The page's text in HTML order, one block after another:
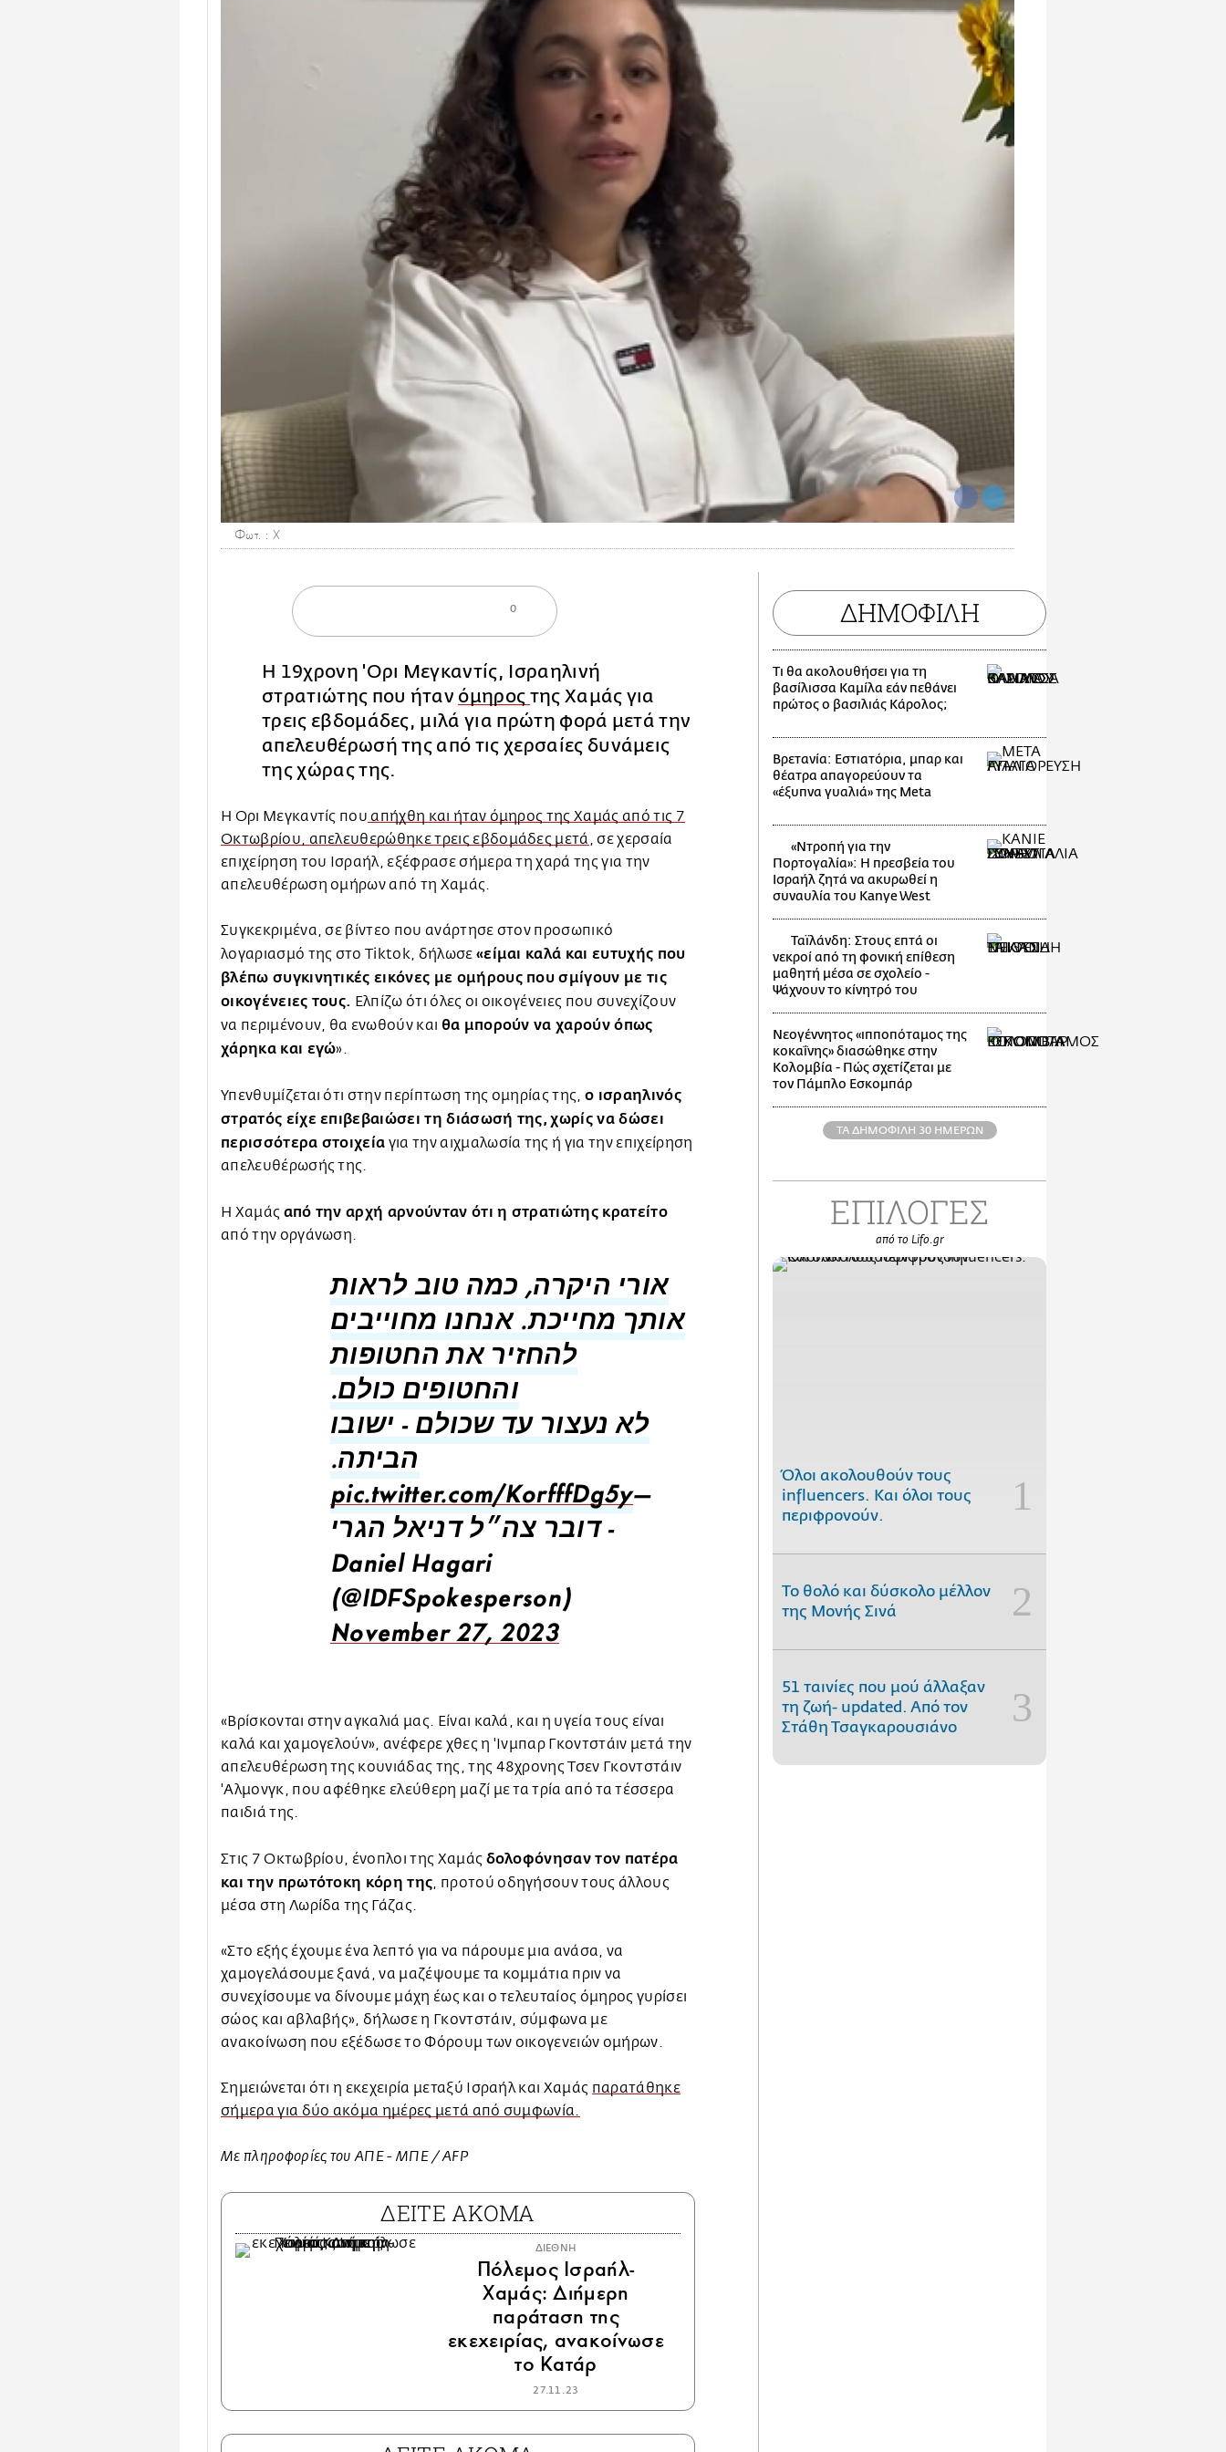
Φωτ. : X
0
Η 19χρονη 'Ορι Μεγκαντίς, Ισραηλινή
στρατιώτης που ήταν όμηρος της Χαμάς για
τρεις εβδομάδες, μιλά για πρώτη φορά μετά την
απελευθέρωσή της από τις χερσαίες δυνάμεις
της χώρας της.
Η Ορι Μεγκαντίς που απήχθη και ήταν όμηρος της Χαμάς από τις 7
Οκτωβρίου, απελευθερώθηκε τρεις εβδομάδες μετά, σε χερσαία
επιχείρηση του Ισραήλ, εξέφρασε σήμερα τη χαρά της για την
απελευθέρωση ομήρων από τη Χαμάς.
Συγκεκριμένα, σε βίντεο που ανάρτησε στον προσωπικό
λογαριασμό της στο Tiktok, δήλωσε «είμαι καλά και ευτυχής που
βλέπω συγκινητικές εικόνες με ομήρους που σμίγουν με τις
οικογένειες τους. Ελπίζω ότι όλες οι οικογένειες που συνεχίζουν
να περιμένουν, θα ενωθούν και θα μπορούν να χαρούν όπως
χάρηκα και εγώ».
Υπενθυμίζεται ότι στην περίπτωση της ομηρίας της, ο ισραηλινός
στρατός είχε επιβεβαιώσει τη διάσωσή της, χωρίς να δώσει
περισσότερα στοιχεία για την αιχμαλωσία της ή για την επιχείρηση
απελευθέρωσής της.
Η Χαμάς από την αρχή αρνούνταν ότι η στρατιώτης κρατείτο
από την οργάνωση.
אורי היקרה, כמה טוב לראות
אותך מחייכת. אנחנו מחוייבים
להחזיר את החטופות
והחטופים כולם.
לא נעצור עד שכולם - ישובו
הביתה.
pic.twitter.com/KorfffDg5y —
דובר צה״ל דניאל הגרי -
Daniel Hagari
(@IDFSpokesperson)
November 27, 2023
«Βρίσκονται στην αγκαλιά μας. Είναι καλά, και η υγεία τους είναι
καλά και χαμογελούν», ανέφερε χθες η 'Ινμπαρ Γκοντστάιν μετά την
απελευθέρωση της κουνιάδας της, της 48χρονης Τσεν Γκοντστάιν
'Αλμονγκ, που αφέθηκε ελεύθερη μαζί με τα τρία από τα τέσσερα
παιδιά της.
Στις 7 Οκτωβρίου, ένοπλοι της Χαμάς δολοφόνησαν τον πατέρα
και την πρωτότοκη κόρη της, προτού οδηγήσουν τους άλλους
μέσα στη Λωρίδα της Γάζας.
«Στο εξής έχουμε ένα λεπτό για να πάρουμε μια ανάσα, να
χαμογελάσουμε ξανά, να μαζέψουμε τα κομμάτια πριν να
συνεχίσουμε να δίνουμε μάχη έως και ο τελευταίος όμηρος γυρίσει
σώος και αβλαβής», δήλωσε η Γκοντστάιν, σύμφωνα με
ανακοίνωση που εξέδωσε το Φόρουμ των οικογενειών ομήρων.
Σημειώνεται ότι η εκεχειρία μεταξύ Ισραήλ και Χαμάς παρατάθηκε
σήμερα για δύο ακόμα ημέρες μετά από συμφωνία.
Με πληροφορίες του ΑΠΕ - ΜΠΕ / AFP
ΔΕΙΤΕ ΑΚΟΜΑ
ΔΙΕΘΝΗ
Πόλεμος Ισραήλ-
Χαμάς: Διήμερη
παράταση της
εκεχειρίας, ανακοίνωσε
το Κατάρ
27.11.23
ΔΗΜΟΦΙΛΗ
Τι θα ακολουθήσει για τη
βασίλισσα Καμίλα εάν πεθάνει
πρώτος ο βασιλιάς Κάρολος;
Βρετανία: Εστιατόρια, μπαρ και
θέατρα απαγορεύουν τα
«έξυπνα γυαλιά» της Meta
«Ντροπή για την
Πορτογαλία»: Η πρεσβεία του
Ισραήλ ζητά να ακυρωθεί η
συναυλία του Kanye West
Ταϊλάνδη: Στους επτά οι
νεκροί από τη φονική επίθεση
μαθητή μέσα σε σχολείο -
Ψάχνουν το κίνητρό του
Νεογέννητος «ιπποπόταμος της
κοκαΐνης» διασώθηκε στην
Κολομβία - Πώς σχετίζεται με
τον Πάμπλο Εσκομπάρ
ΤΑ ΔΗΜΟΦΙΛΗ 30 ΗΜΕΡΩΝ
ΕΠΙΛΟΓΕΣ
από το Lifo.gr
Όλοι ακολουθούν τους
influencers. Και όλοι τους
περιφρονούν.
Το θολό και δύσκολο μέλλον
της Μονής Σινά
51 ταινίες που μού άλλαξαν
τη ζωή- updated. Aπό τον
Στάθη Τσαγκαρουσιάνο